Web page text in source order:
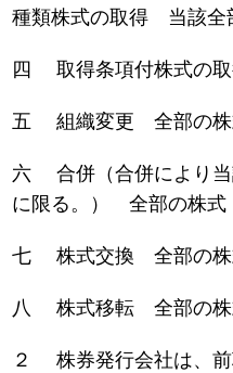
種類株式の取得 当該全
四 取得条項付株式の
五 組織変更 全部の株
六 合併（合併により当
に限る。） 全部の株式
七 株式交換 全部の株
八 株式移転 全部の株
２ 株券発行会社は、前